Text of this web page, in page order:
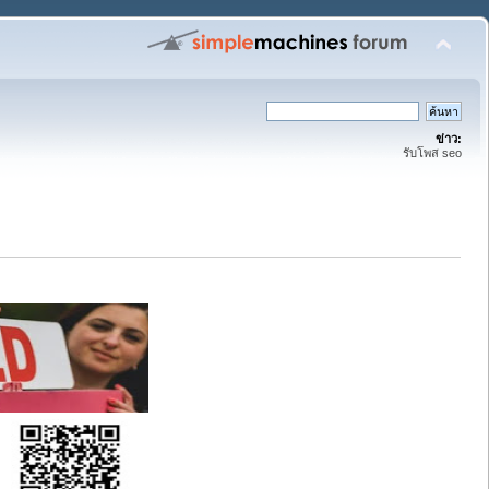
ข่าว:
รับโพส seo